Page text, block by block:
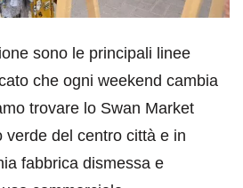
sono le principali linee
che ogni weekend cambia
trovare lo Swan Market
verde del centro città e in
fabbrica dismessa e